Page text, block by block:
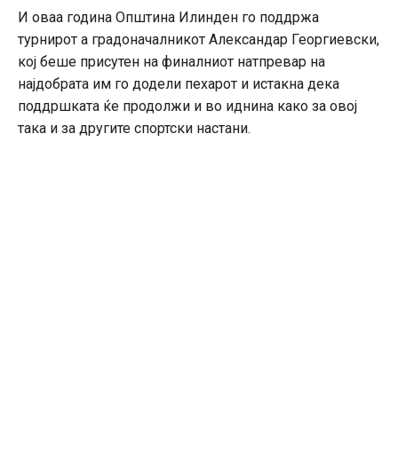
И оваа година Општина Илинден го поддржа
турнирот а градоначалникот Александар Георгиевски,
кој беше присутен на финалниот натпревар на
најдобрата им го додели пехарот и истакна дека
поддршката ќе продолжи и во иднина како за овој
така и за другите спортски настани.